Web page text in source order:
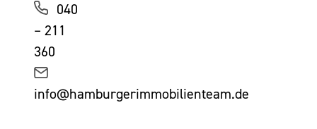
040
– 211
360
info@hamburgerimmobilienteam.de